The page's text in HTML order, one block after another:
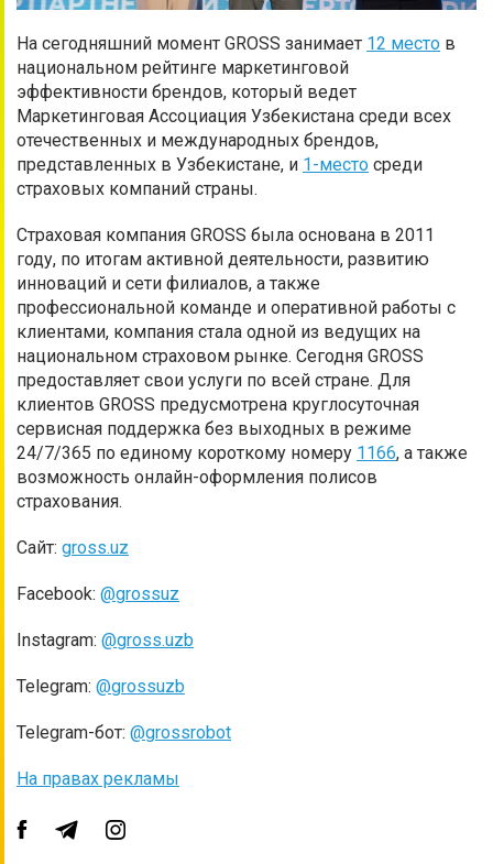
На сегодняшний момент GROSS занимает 12 место в
национальном рейтинге маркетинговой
эффективности брендов, который ведет
Маркетинговая Ассоциация Узбекистана среди всех
отечественных и международных брендов,
представленных в Узбекистане, и 1-место среди
страховых компаний страны.
Страховая компания GROSS была основана в 2011
году, по итогам активной деятельности, развитию
инноваций и сети филиалов, а также
профессиональной команде и оперативной работы с
клиентами, компания стала одной из ведущих на
национальном страховом рынке. Сегодня GROSS
предоставляет свои услуги по всей стране. Для
клиентов GROSS предусмотрена круглосуточная
сервисная поддержка без выходных в режиме
24/7/365 по единому короткому номеру 1166, а также
возможность онлайн-оформления полисов
страхования.
Сайт: gross.uz
Facebook: @grossuz
Instagram: @gross.uzb
Telegram: @grossuzb
Telegram-бот: @grossrobot
На правах рекламы